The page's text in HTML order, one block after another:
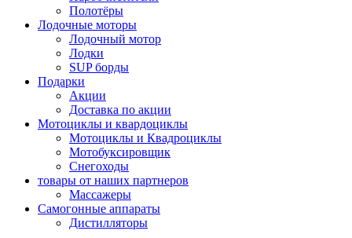
Полотёры
Лодочные моторы
Лодочный мотор
Лодки
SUP борды
Подарки
Акции
Доставка по акции
Мотоциклы и квардоциклы
Мотоциклы и Квадроциклы
Мотобуксировщик
Снегоходы
товары от наших партнеров
Массажеры
Самогонные аппараты
Дистилляторы